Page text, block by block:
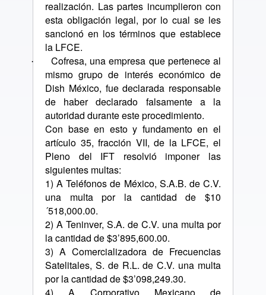
realización. Las partes incumplieron con
esta obligación legal, por lo cual se les
sancionó en los términos que establece
la LFCE.
·
Cofresa, una empresa que pertenece al
mismo grupo de interés económico de
Dish México, fue declarada responsable
de haber declarado falsamente a la
autoridad durante este procedimiento.
Con base en esto y fundamento en el
artículo 35, fracción VII, de la LFCE, el
Pleno del IFT resolvió imponer las
siguientes multas:
1) A Teléfonos de México, S.A.B. de C.V.
una multa por la cantidad de $10
´518,000.00.
2) A Teninver, S.A. de C.V. una multa por
la cantidad de $3’895,600.00.
3) A Comercializadora de Frecuencias
Satelitales, S. de R.L. de C.V. una multa
por la cantidad de $3’098,249.30.